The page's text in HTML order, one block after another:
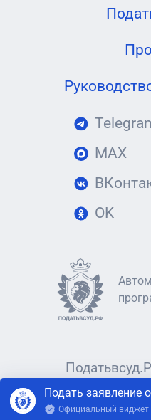
Подать заявление
Официальный виджет
MAX
OK